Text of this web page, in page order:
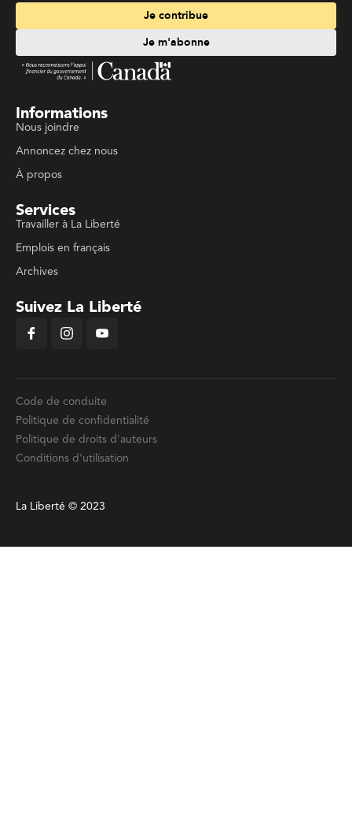
Je contribue
Je m'abonne
Informations
Nous joindre
Annoncez chez nous
À propos
Services
Travailler à La Liberté
Emplois en français
Archives
Suivez La Liberté
Code de conduite
Politique de confidentialité
Politique de droits d'auteurs
Conditions d'utilisation
La Liberté © 2023